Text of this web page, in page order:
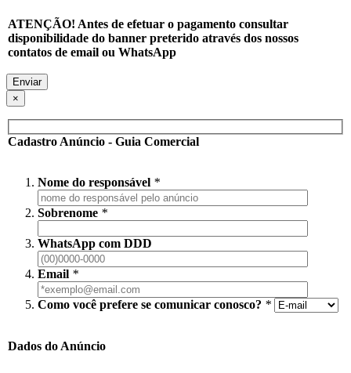
ATENÇÃO! Antes de efetuar o pagamento consultar
disponibilidade do banner preterido através dos nossos
contatos de email ou WhatsApp
×
Cadastro Anúncio - Guia Comercial
Nome do responsável *
Sobrenome *
WhatsApp com DDD
Email *
Como você prefere se comunicar conosco? *
Dados do Anúncio